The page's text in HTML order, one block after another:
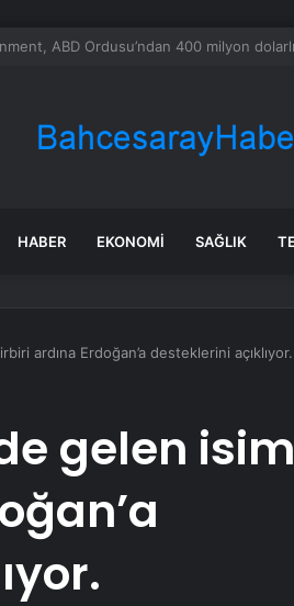
en uzun aktarmasız uçuşunda tarihi
HABER EKONOMI SAĞLIK
ardına Erdoğan’a desteklerini açıklıyor.
gelen